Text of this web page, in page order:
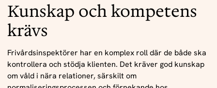
Kunskap och kompetens
krävs
Frivårdsinspektörer har en komplex roll där de både ska
kontrollera och stödja klienten. Det kräver god kunskap
om våld i nära relationer, särskilt om